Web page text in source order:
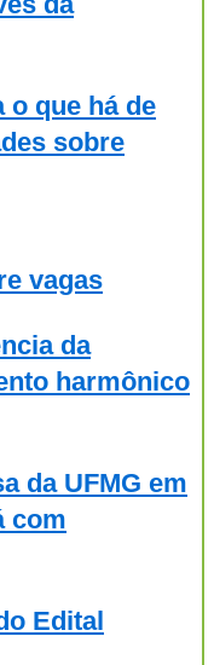
o que há de
sobre
vagas
da
harmônico
da UFMG em
com
Edital